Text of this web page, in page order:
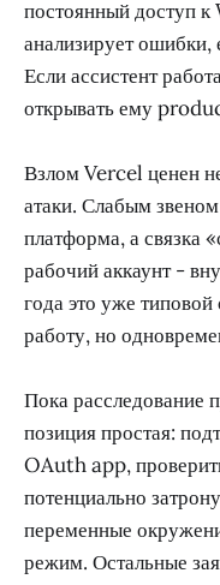
постоянный доступ
анализирует ошибки,
Если ассистент
открывать ему
Взлом Vercel ценен
атаки. Слабым
платформа, а
рабочий аккаунт -
года это уже
работу, но
Пока расследование
позиция простая:
OAuth app,
потенциально
переменные
режим. Остальные